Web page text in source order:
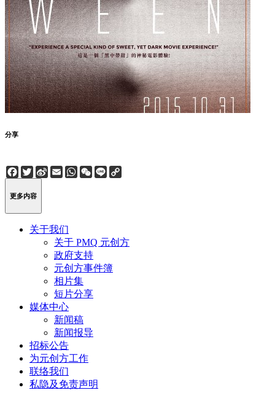
分享
Facebook
Twitter
Sina
Weibo
EmailWhatsApp
WeChat
Line
更多内容
关于我们
关于 PMQ 元创方
政府支持
元创方事件簿
相片集
短片分享
媒体中心
新闻稿
新闻报导
招标公告
为元创方工作
联络我们
私隐及免责声明